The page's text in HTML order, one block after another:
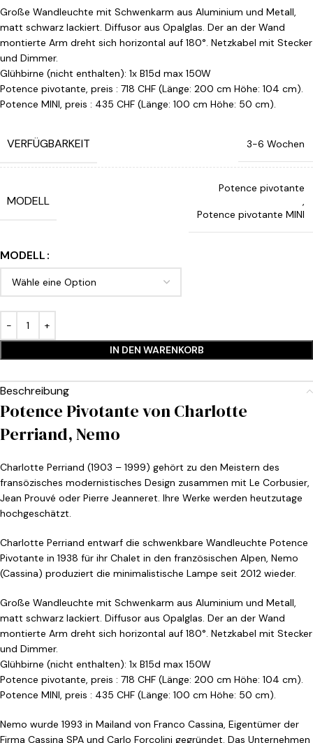
Große Wandleuchte mit Schwenkarm aus Aluminium und Metall,
matt schwarz lackiert. Diffusor aus Opalglas. Der an der Wand
montierte Arm dreht sich horizontal auf 180°. Netzkabel mit Stecker
und Dimmer.
Glühbirne (nicht enthalten): 1x B15d max 150W
Potence pivotante, preis : 718 CHF (Länge: 200 cm Höhe: 104 cm).
Potence MINI, preis : 435 CHF (Länge: 100 cm Höhe: 50 cm).
VERFÜGBARKEIT 3-6 Wochen
MODELL
Potence pivotante
,
Potence pivotante MINI
MODELL
IN DEN WARENKORB
Beschreibung
Potence Pivotante von Charlotte
Perriand, Nemo
Charlotte Perriand (1903 – 1999) gehört zu den Meistern des
fransözisches modernistisches Design zusammen mit Le Corbusier,
Jean Prouvé oder Pierre Jeanneret. Ihre Werke werden heutzutage
hochgeschätzt.
Charlotte Perriand entwarf die schwenkbare Wandleuchte Potence
Pivotante in 1938 für ihr Chalet in den französischen Alpen, Nemo
(Cassina) produziert die minimalistische Lampe seit 2012 wieder.
Große Wandleuchte mit Schwenkarm aus Aluminium und Metall,
matt schwarz lackiert. Diffusor aus Opalglas. Der an der Wand
montierte Arm dreht sich horizontal auf 180°. Netzkabel mit Stecker
und Dimmer.
Glühbirne (nicht enthalten): 1x B15d max 150W
Potence pivotante, preis : 718 CHF (Länge: 200 cm Höhe: 104 cm).
Potence MINI, preis : 435 CHF (Länge: 100 cm Höhe: 50 cm).
Nemo wurde 1993 in Mailand von Franco Cassina, Eigentümer der
Firma Cassina SPA und Carlo Forcolini gegründet. Das Unternehmen